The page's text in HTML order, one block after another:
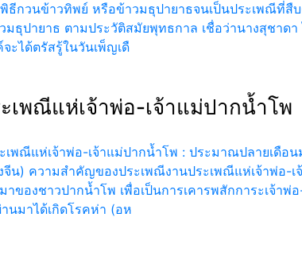
ธีกวนข้าวทิพย์ หรือข้าวมธุปายาธจนเป็นประเพณีที่สื
ธุปายาธ ตามประวัติสมัยพุทธกาล เชื่อว่านางสุชาด
ะได้ตรัสรู้ในวันเพ็ญเดื
เพณีแห่เจ้าพ่อ-เจ้าแม่ปากน้ำโพ
เพณีแห่เจ้าพ่อ-เจ้าแม่ปากน้ำโพ : ประมาณปลายเดือ
) ความสำคัญของประเพณีงานประเพณีแห่เจ้าพ่อ-เ
องชาวปากน้ำโพ เพื่อเป็นการเคารพสักการะเจ้าพ่
นมาได้เกิดโรคห่า (อห